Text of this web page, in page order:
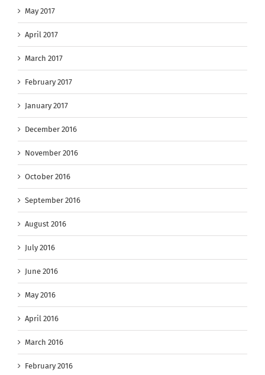
May 2017
April 2017
March 2017
February 2017
January 2017
December 2016
November 2016
October 2016
September 2016
August 2016
July 2016
June 2016
May 2016
April 2016
March 2016
February 2016